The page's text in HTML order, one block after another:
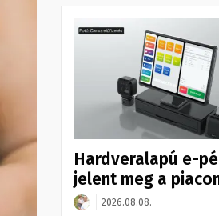
Hardveralapú e-
jelent meg a
2026.08.08.